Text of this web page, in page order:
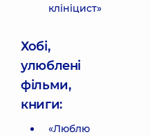
клініцист»
Хобі,
улюблені
фільми,
книги:
«Люблю